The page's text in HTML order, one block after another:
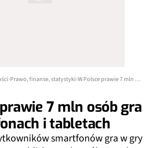
Prawo, finanse, statystyki W Polsce prawie 7 mln osób gra na smartfonach i tabletach
7 mln osób gra
i tabletach
smartfonów gra w gry